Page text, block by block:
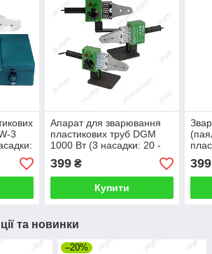
3
Апарат для зварювання
пластикових труб DGM
1000 Вт (3 насадки: 20 -
32 мм)
399₴
Купити
32
399
та новинки
–20%